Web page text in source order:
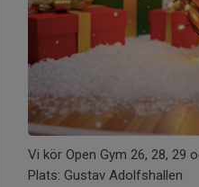
Vi kör Open Gym 26, 28, 29
Plats: Gustav Adolfshallen